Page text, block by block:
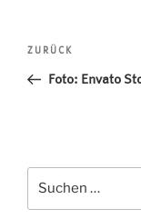
Vorheriger
Beitrag
ZURÜCK
Foto: Envato